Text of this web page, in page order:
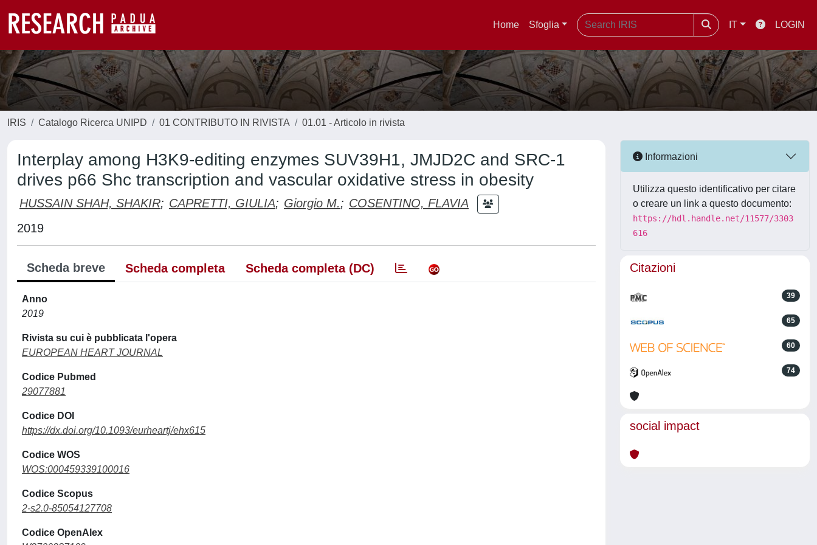
Home Sfoglia IT LOGIN
IRIS Catalogo Ricerca UNIPD 01 CONTRIBUTO IN RIVISTA 01.01 - Articolo in rivista
Interplay among H3K9-editing enzymes SUV39H1, JMJD2C and SRC-1
drives p66 Shc transcription and vascular oxidative stress in obesity
HUSSAIN SHAH, SHAKIR; CAPRETTI, GIULIA; Giorgio M.; COSENTINO, FLAVIA
2019
Scheda breve Scheda completa Scheda completa (DC)
Anno
2019
Rivista su cui è pubblicata l'opera
EUROPEAN HEART JOURNAL
Codice Pubmed
29077881
Codice DOI
https://dx.doi.org/10.1093/eurheartj/ehx615
Codice WOS
WOS:000459339100016
Codice Scopus
2-s2.0-85054127708
Codice OpenAlex
Informazioni
Utilizza questo identificativo per citare
o creare un link a questo documento:
https://hdl.handle.net/11577/3303
616
Citazioni
39
65
60
74
social impact